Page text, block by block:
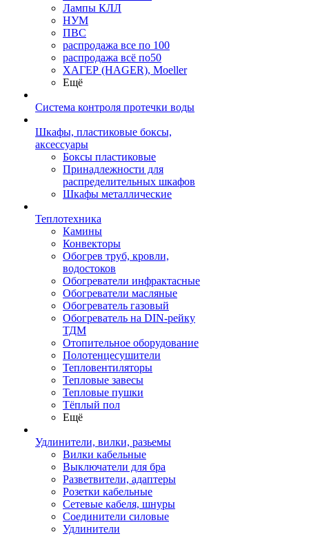
Лампы КЛЛ
НУМ
ПВС
распродажа все по 100
распродажа всё по50
ХАГЕР (HAGER), Moeller
Ещё
Система контроля протечки воды
Шкафы, пластиковые боксы,
аксессуары
Боксы пластиковые
Принадлежности для
распределительных шкафов
Шкафы металлические
Теплотехника
Камины
Конвекторы
Обогрев труб, кровли,
водостоков
Обогреватели инфрактасные
Обогреватели масляные
Обогреватель газовый
Обогреватель на DIN-рейку
ТДМ
Отопительное оборудование
Полотенцесушители
Тепловентиляторы
Тепловые завесы
Тепловые пушки
Тёплый пол
Ещё
Удлинители, вилки, разьемы
Вилки кабельные
Выключатели для бра
Разветвители, адаптеры
Розетки кабельные
Сетевые кабеля, шнуры
Соединители силовые
Удлинители